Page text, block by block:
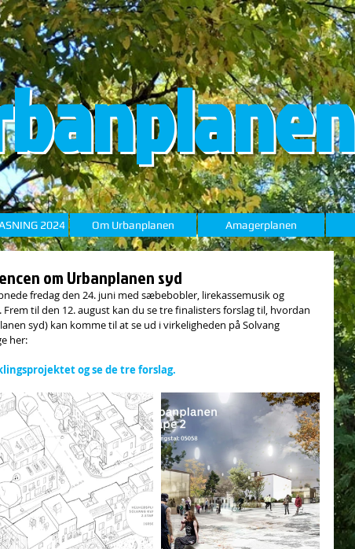
2024 Om Urbanplanen Amagerplanen
om Urbanplanen syd
fredag den 24. juni med sæbebobler, lirekassemusik og
til den 12. august kan du se tre finalisters forslag til, hvordan
syd) kan komme til at se ud i virkeligheden på Solvang
her:
og se de tre forslag.